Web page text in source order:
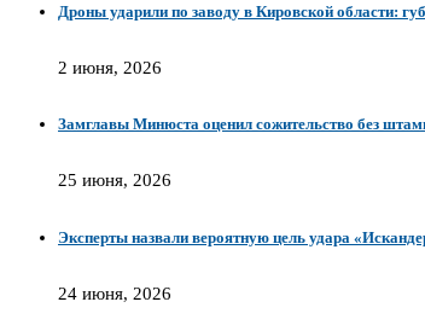
Дроны ударили по заводу в Кировской области:
2 июня, 2026
Замглавы Минюста оценил сожительство без
25 июня, 2026
Эксперты назвали вероятную цель удара
24 июня, 2026